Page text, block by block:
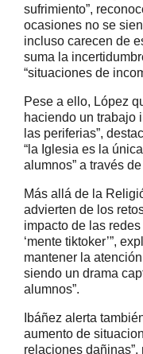
sufrimiento”,
ocasiones no se
incluso carecen de
suma la
“situaciones de
Pese a ello, López
haciendo un trabajo
las periferias”,
“la Iglesia es la
alumnos” a través
Más allá de la
advierten de los
impacto de las
‘mente tiktoker’”,
mantener la
siendo un drama
alumnos”.
Ibáñez alerta
aumento de
relaciones